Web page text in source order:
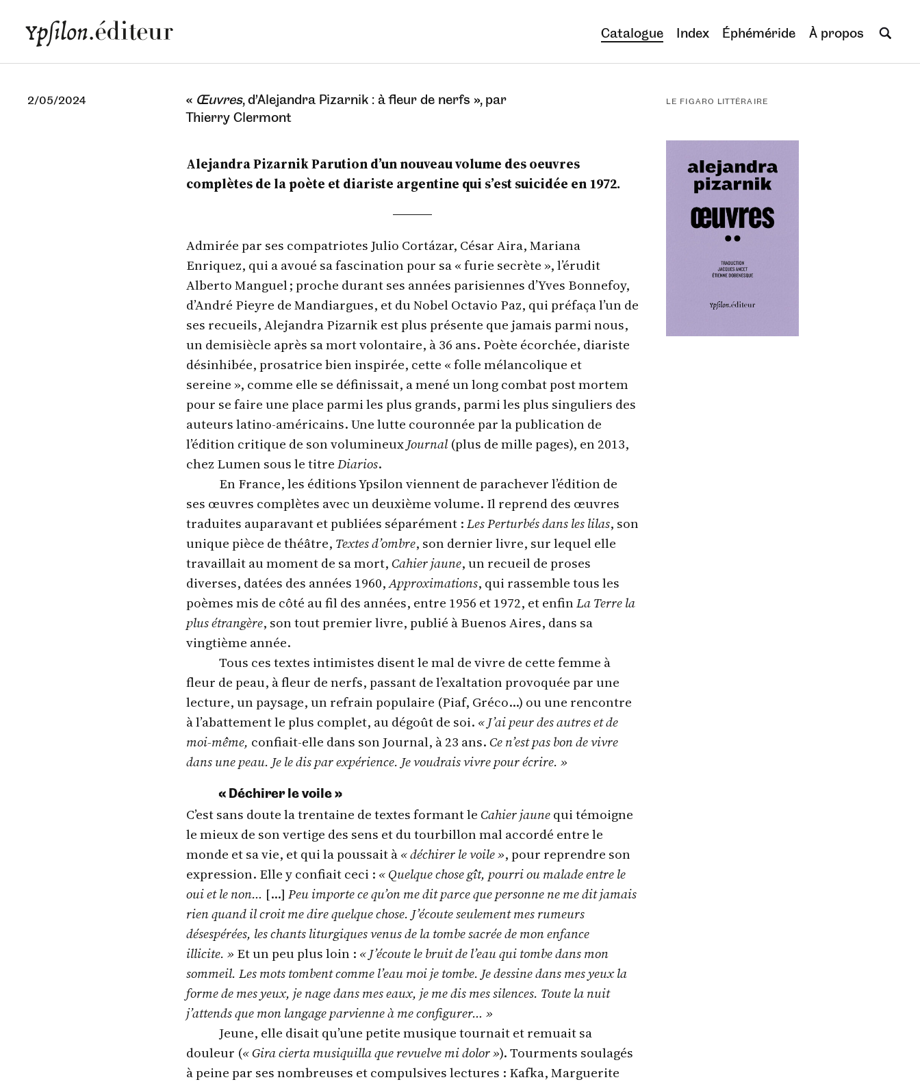
Catalogue Index Éphéméride À propos
2/05/2024 « Œuvres, d’Alejandra Pizarnik : à fleur de nerfs », par
Thierry Clermont
LE FIGARO LITTÉRAIRE
Alejandra Pizarnik Parution d’un nouveau volume des oeuvres
complètes de la poète et diariste argentine qui s’est suicidée en 1972.
Admirée par ses compatriotes Julio Cortázar, César Aira, Mariana
Enriquez, qui a avoué sa fascination pour sa « furie secrète », l’érudit
Alberto Manguel ; proche durant ses années parisiennes d’Yves Bonnefoy,
d’André Pieyre de Mandiargues, et du Nobel Octavio Paz, qui préfaça l’un de
ses recueils, Alejandra Pizarnik est plus présente que jamais parmi nous,
un demisiècle après sa mort volontaire, à 36 ans. Poète écorchée, diariste
désinhibée, prosatrice bien inspirée, cette « folle mélancolique et
sereine », comme elle se définissait, a mené un long combat post mortem
pour se faire une place parmi les plus grands, parmi les plus singuliers des
auteurs latino-américains. Une lutte couronnée par la publication de
l’édition critique de son volumineuxJournal (plus de mille pages), en 2013,
chez Lumen sous le titreDiarios.
En France, les éditions Ypsilon viennent de parachever l’édition de
ses œuvres complètes avec un deuxième volume. Il reprend des œuvres
traduites auparavant et publiées séparément :Les Perturbés dans les lilas, son
unique pièce de théâtre, Textes d’ombre, son dernier livre, sur lequel elle
travaillait au moment de sa mort,Cahier jaune, un recueil de proses
diverses, datées des années 1960,Approximations, qui rassemble tous les
poèmes mis de côté au fil des années, entre 1956 et 1972, et enfinLa Terre la
plus étrangère, son tout premier livre, publié à Buenos Aires, dans sa
vingtième année.
Tous ces textes intimistes disent le mal de vivre de cette femme à
fleur de peau, à fleur de nerfs, passant de l’exaltation provoquée par une
lecture, un paysage, un refrain populaire (Piaf, Gréco…) ou une rencontre
à l’abattement le plus complet, au dégoût de soi. « J’ai peur des autres et de
moi-même, confiait-elle dans son Journal, à 23 ans.Ce n’est pas bon de vivre
dans une peau. Je le dis par expérience. Je voudrais vivre pour écrire. »
« Déchirer le voile »
C’est sans doute la trentaine de textes formant leCahier jaunequi témoigne
le mieux de son vertige des sens et du tourbillon mal accordé entre le
monde et sa vie, et qui la poussait à« déchirer le voile », pour reprendre son
expression. Elle y confiait ceci : « Quelque chose gît, pourri ou malade entre le
oui et le non… […] Peu importe ce qu’on me dit parce que personne ne me dit jamais
rien quand il croit me dire quelque chose. J’écoute seulement mes rumeurs
désespérées, les chants liturgiques venus de la tombe sacrée de mon enfance
illicite. » Et un peu plus loin : « J’écoute le bruit de l’eau qui tombe dans mon
sommeil. Les mots tombent comme l’eau moi je tombe. Je dessine dans mes yeux la
forme de mes yeux, je nage dans mes eaux, je me dis mes silences. Toute la nuit
j’attends que mon langage parvienne à me configurer… »
Jeune, elle disait qu’une petite musique tournait et remuait sa
douleur (« Gira cierta musiquilla que revuelve mi dolor »). Tourments soulagés
à peine par ses nombreuses et compulsives lectures : Kafka, Marguerite